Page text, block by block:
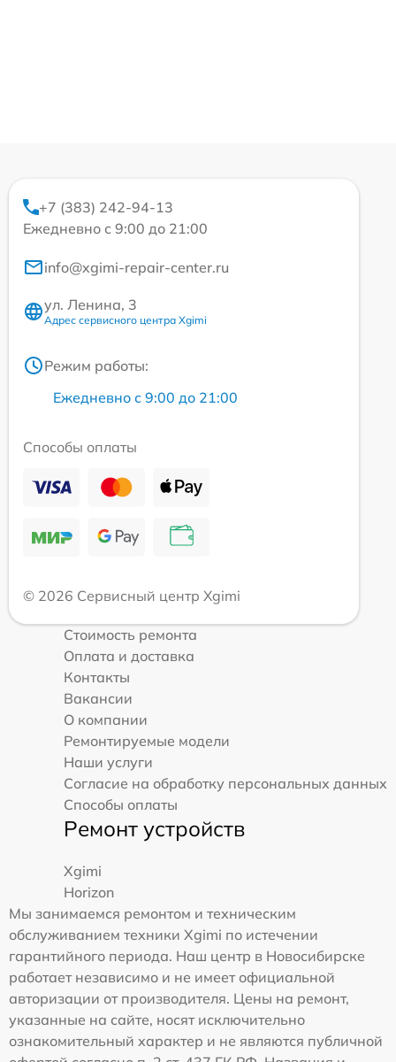
+7 (383) 242-94-13
Ежедневно с 9:00 до 21:00
info@xgimi-repair-center.ru
ул. Ленина, 3
Адрес сервисного центра Xgimi
Режим работы:
Ежедневно с 9:00 до 21:00
Способы оплаты
© 2026 Сервисный центр Xgimi
Стоимость ремонта
Оплата и доставка
Контакты
Вакансии
О компании
Ремонтируемые модели
Наши услуги
Согласие на обработку персональных данных
Способы оплаты
Ремонт устройств
Xgimi
Horizon
Мы занимаемся ремонтом и техническим
обслуживанием техники Xgimi по истечении
гарантийного периода. Наш центр в Новосибирске
работает независимо и не имеет официальной
авторизации от производителя. Цены на ремонт,
указанные на сайте, носят исключительно
ознакомительный характер и не являются публичной